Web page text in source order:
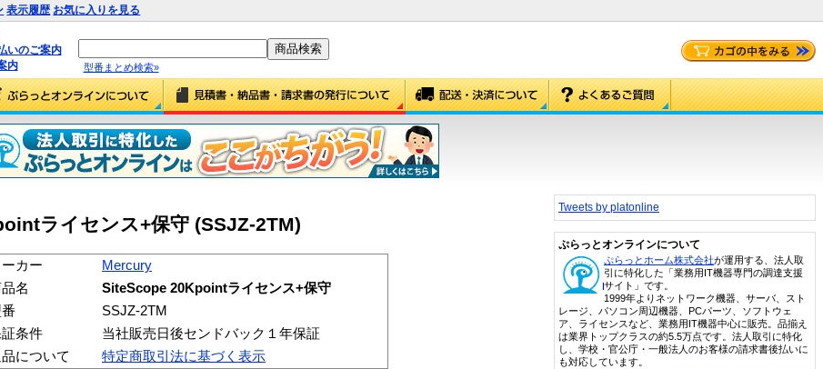
表示履歴 お気に入りを見る
いのご案内
内
型番まとめ検索»
ライセンス+保守 (SSJZ-2TM)
ーカー
Mercury
名
SiteScope 20Kpointライセンス+保守
SSJZ-2TM
条件
当社販売日後センドバック１年保証
について
特定商取引法に基づく表示
Tweets by platonline
ぷらっとオンラインについて
ぷらっとホーム株式会社が運用する、法人取
引に特化した「業務用IT機器専門の調達支援
サイト」です。
1999年よりネットワーク機器、サーバ、スト
レージ、パソコン周辺機器、PCパーツ、ソフトウェ
ア、ライセンスなど、業務用IT機器中心に販売。品揃え
は業界トップクラスの約5.5万点です。法人取引に特化
し、学校・官公庁・一般法人のお客様の請求書後払いに
も対応しています。